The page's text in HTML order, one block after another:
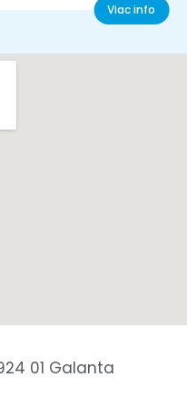
Viac info
01 Galanta